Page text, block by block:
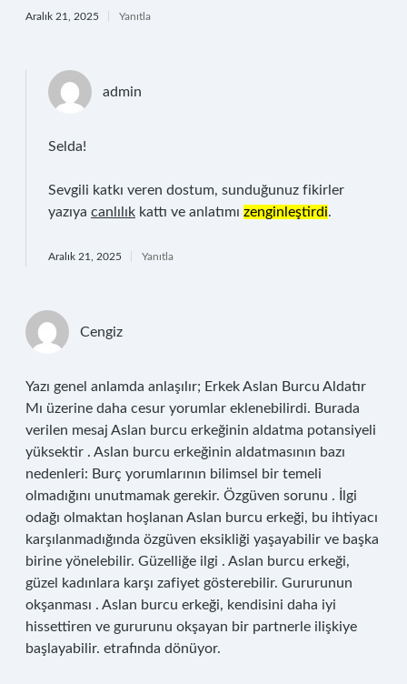
Aralık 21, 2025 Yanıtla
admin
Selda!
Sevgili katkı veren dostum, sunduğunuz fikirler
yazıya canlılık kattı ve anlatımı zenginleştirdi.
Aralık 21, 2025 Yanıtla
Cengiz
Yazı genel anlamda anlaşılır; Erkek Aslan Burcu Aldatır
Mı üzerine daha cesur yorumlar eklenebilirdi. Burada
verilen mesaj Aslan burcu erkeğinin aldatma potansiyeli
yüksektir . Aslan burcu erkeğinin aldatmasının bazı
nedenleri: Burç yorumlarının bilimsel bir temeli
olmadığını unutmamak gerekir. Özgüven sorunu . İlgi
odağı olmaktan hoşlanan Aslan burcu erkeği, bu ihtiyacı
karşılanmadığında özgüven eksikliği yaşayabilir ve başka
birine yönelebilir. Güzelliğe ilgi . Aslan burcu erkeği,
güzel kadınlara karşı zafiyet gösterebilir. Gururunun
okşanması . Aslan burcu erkeği, kendisini daha iyi
hissettiren ve gururunu okşayan bir partnerle ilişkiye
başlayabilir. etrafında dönüyor.